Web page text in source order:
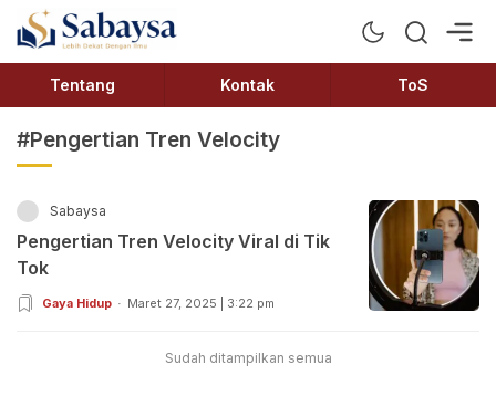
Sabaysa
Lebih Dekat Dengan Ilmu
Tentang Kontak ToS
#Pengertian Tren Velocity
Sabaysa
Pengertian Tren Velocity Viral di Tik
Tok
Gaya Hidup Maret 27, 2025 | 3:22 pm
Sudah ditampilkan semua